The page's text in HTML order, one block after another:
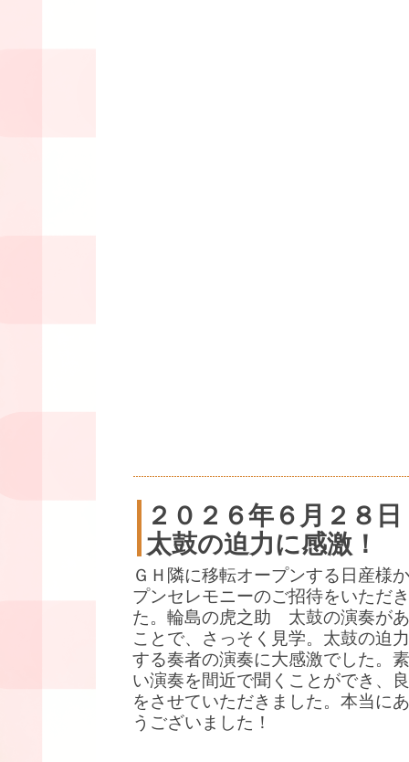
２０２６年６月２８日
太鼓の迫力に感激！
ＧＨ隣に移転オープンする日産様
プンセレモニーのご招待をいただ
た。輪島の虎之助 太鼓の演奏が
ことで、さっそく見学。太鼓の迫
する奏者の演奏に大感激でした。
い演奏を間近で聞くことができ、
をさせていただきました。本当に
うございました！